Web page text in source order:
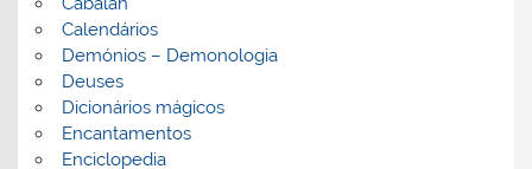
Calendários
Demónios – Demonologia
Deuses
Dicionários mágicos
Encantamentos
Enciclopedia